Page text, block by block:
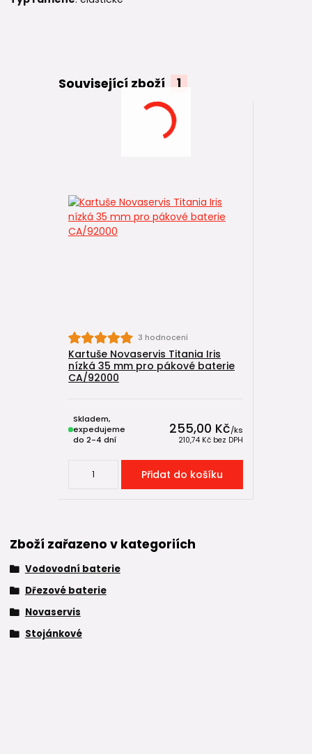
Související zboží 1
3 hodnocení
Kartuše Novaservis Titania Iris
nízká 35 mm pro pákové baterie
CA/92000
255,00 Kč/ks
210,74 Kč bez DPH
Skladem,
expedujeme
do 2-4 dní
Přidat do košíku
Zboží zařazeno v kategoriích
Vodovodní baterie
Dřezové baterie
Novaservis
Stojánkové